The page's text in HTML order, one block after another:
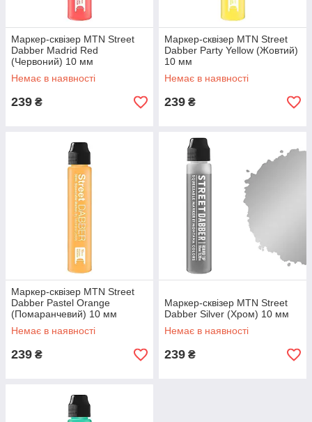
Маркер-сквізер MTN Street
Dabber Madrid Red
(Червоний) 10 мм
Немає в наявності
239 ₴
Маркер-сквізер MTN Street
Dabber Party Yellow (Жовтий)
10 мм
Немає в наявності
239 ₴
Маркер-сквізер MTN Street
Dabber Pastel Orange
(Помаранчевий) 10 мм
Немає в наявності
239 ₴
Маркер-сквізер MTN Street
Dabber Silver (Хром) 10 мм
Немає в наявності
239 ₴